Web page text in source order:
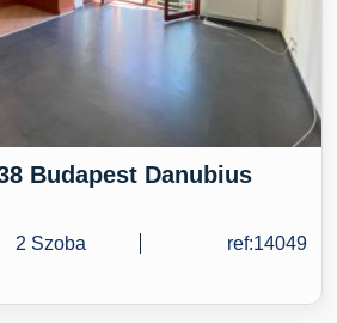
Budapest Danubius
2 Szoba ref:14049